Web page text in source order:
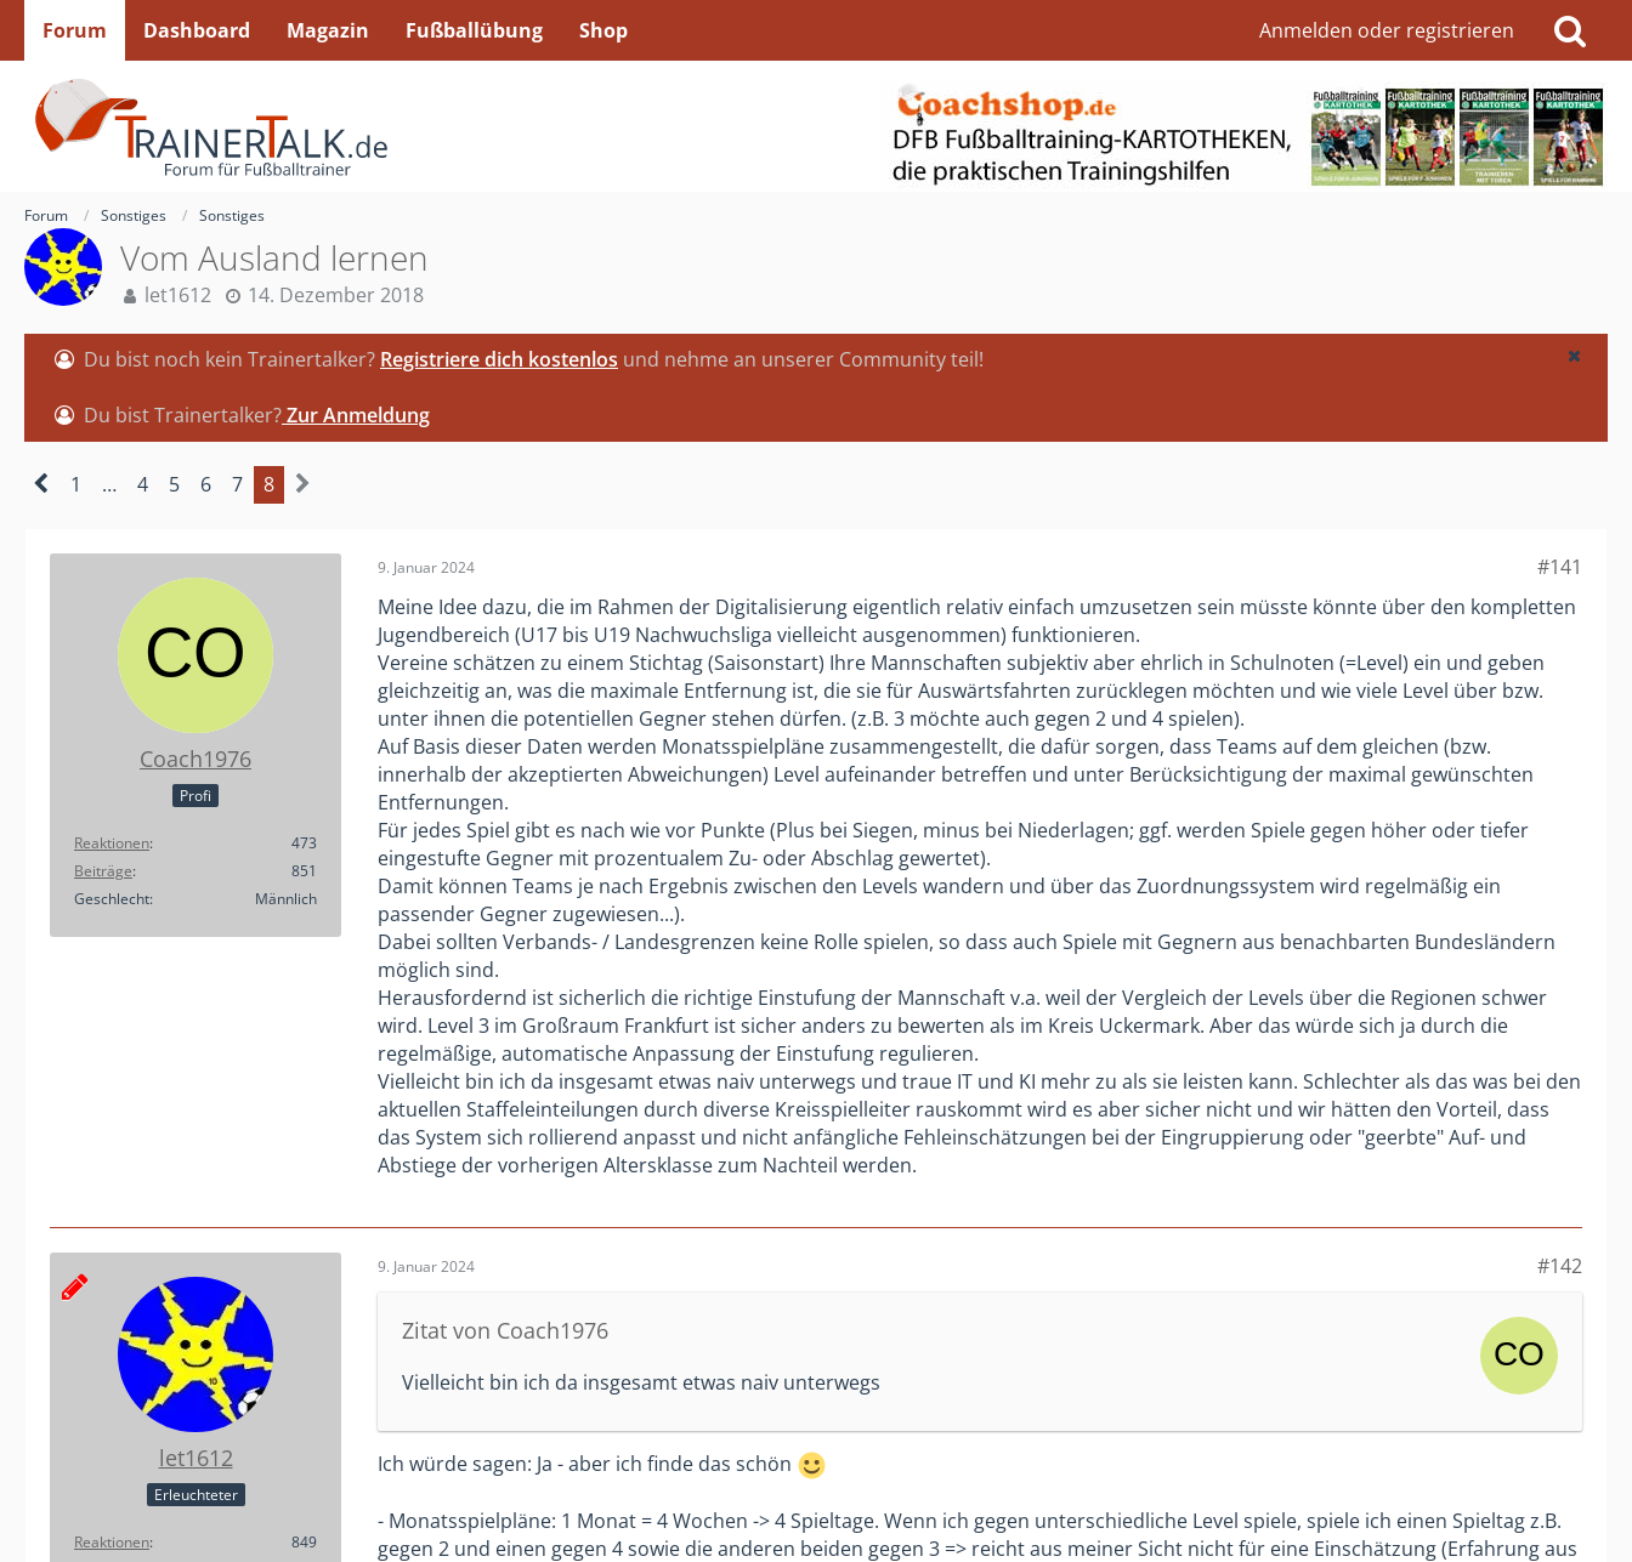
Forum Dashboard Magazin Fußballübung Shop Anmelden oder registrieren
Forum Sonstiges Sonstiges
Vom Ausland lernen
let1612 14. Dezember 2018
Du bist noch kein Trainertalker? Registriere dich kostenlos und nehme an unserer Community teil!
Du bist Trainertalker?Zur Anmeldung
1 … 4 5 6 7 8
Coach1976
Profi
Reaktionen
473
Beiträge
851
Geschlecht
Männlich
9. Januar 2024
#141
Meine Idee dazu, die im Rahmen der Digitalisierung eigentlich relativ einfach umzusetzen sein müsste könnte über den kompletten
Jugendbereich (U17 bis U19 Nachwuchsliga vielleicht ausgenommen) funktionieren.
Vereine schätzen zu einem Stichtag (Saisonstart) Ihre Mannschaften subjektiv aber ehrlich in Schulnoten (=Level) ein und geben
gleichzeitig an, was die maximale Entfernung ist, die sie für Auswärtsfahrten zurücklegen möchten und wie viele Level über bzw.
unter ihnen die potentiellen Gegner stehen dürfen. (z.B. 3 möchte auch gegen 2 und 4 spielen).
Auf Basis dieser Daten werden Monatsspielpläne zusammengestellt, die dafür sorgen, dass Teams auf dem gleichen (bzw.
innerhalb der akzeptierten Abweichungen) Level aufeinander betreffen und unter Berücksichtigung der maximal gewünschten
Entfernungen.
Für jedes Spiel gibt es nach wie vor Punkte (Plus bei Siegen, minus bei Niederlagen; ggf. werden Spiele gegen höher oder tiefer
eingestufte Gegner mit prozentualem Zu- oder Abschlag gewertet).
Damit können Teams je nach Ergebnis zwischen den Levels wandern und über das Zuordnungssystem wird regelmäßig ein
passender Gegner zugewiesen...).
Dabei sollten Verbands- / Landesgrenzen keine Rolle spielen, so dass auch Spiele mit Gegnern aus benachbarten Bundesländern
möglich sind.
Herausfordernd ist sicherlich die richtige Einstufung der Mannschaft v.a. weil der Vergleich der Levels über die Regionen schwer
wird. Level 3 im Großraum Frankfurt ist sicher anders zu bewerten als im Kreis Uckermark. Aber das würde sich ja durch die
regelmäßige, automatische Anpassung der Einstufung regulieren.
Vielleicht bin ich da insgesamt etwas naiv unterwegs und traue IT und KI mehr zu als sie leisten kann. Schlechter als das was bei den
aktuellen Staffeleinteilungen durch diverse Kreisspielleiter rauskommt wird es aber sicher nicht und wir hätten den Vorteil, dass
das System sich rollierend anpasst und nicht anfängliche Fehleinschätzungen bei der Eingruppierung oder "geerbte" Auf- und
Abstiege der vorherigen Altersklasse zum Nachteil werden.
let1612
Erleuchteter
Reaktionen
849
9. Januar 2024 #142
Zitat von Coach1976
Vielleicht bin ich da insgesamt etwas naiv unterwegs
Ich würde sagen: Ja - aber ich finde das schön
- Monatsspielpläne: 1 Monat = 4 Wochen -> 4 Spieltage. Wenn ich gegen unterschiedliche Level spiele, spiele ich einen Spieltag z.B.
gegen 2 und einen gegen 4 sowie die anderen beiden gegen 3 => reicht aus meiner Sicht nicht für eine Einschätzung (Erfahrung aus